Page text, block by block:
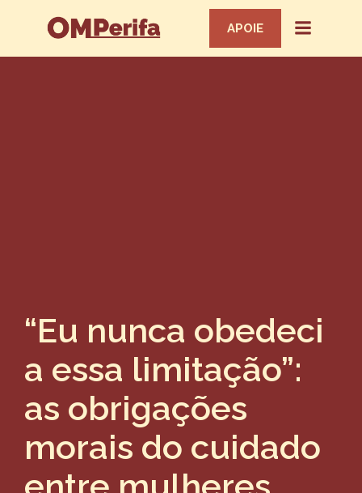
APOIE
“Eu nunca obedeci
a essa limitação”:
as obrigações
morais do cuidado